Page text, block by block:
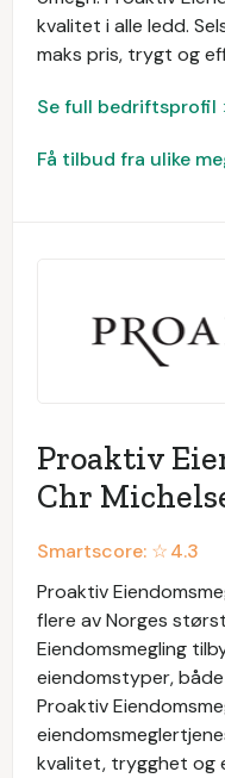
kvalitet i alle ledd.
maks pris, trygt og
Se full bedriftsprofil
Få tilbud fra ulike
Proaktiv
Chr
Smartscore: ☆4.3
Proaktiv
flere av Norges
Eiendomsmegling
eiendomstyper,
Proaktiv
kvalitet, trygghet og